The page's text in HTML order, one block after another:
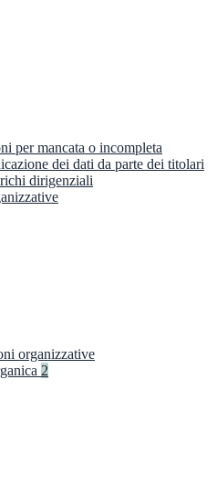
per mancata o incompleta
dei dati da parte dei titolari
dirigenziali
organizzative
2